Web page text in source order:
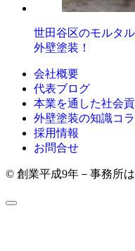
世田谷区のモルタ
外壁塗装！
会社概要
代表ブログ
本業を通した社会
外壁塗装の知識コ
採用情報
お問合せ
© 創業平成9年－事務所